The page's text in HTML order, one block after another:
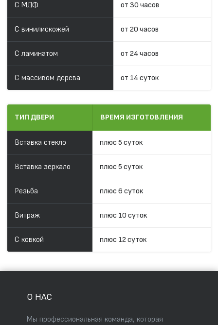
С МДФ от 30 часов
С винилискожей от 20 часов
С ламинатом от 24 часов
С массивом дерева от 14 суток
ТИП ДВЕРИ ВРЕМЯ ИЗГОТОВЛЕНИЯ
Вставка стекло плюс 5 суток
Вставка зеркало плюс 5 суток
Резьба плюс 6 суток
Витраж плюс 10 суток
С ковкой плюс 12 суток
О НАС
Мы профессиональная команда, которая